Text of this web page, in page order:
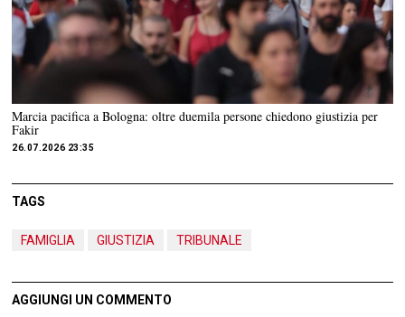
Marcia pacifica a Bologna: oltre duemila persone chiedono giustizia per
Fakir
26.07.2026 23:35
TAGS
FAMIGLIA GIUSTIZIA TRIBUNALE
AGGIUNGI UN COMMENTO